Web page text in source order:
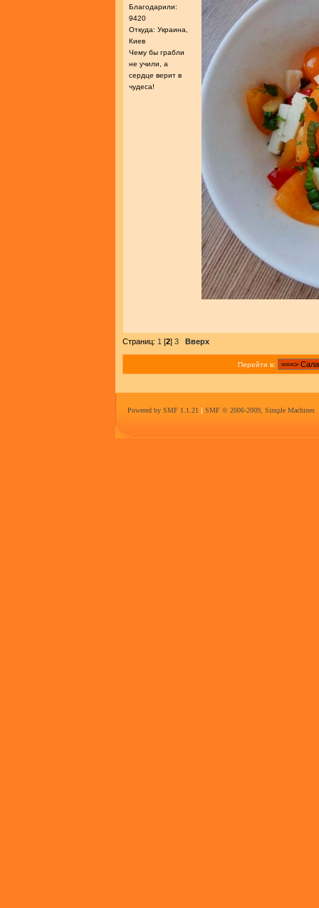
Благодарили:
9420
Откуда: Украина,
Киев
Чему бы грабли
не учили, а
сердце верит в
чудеса!
Страниц: 1 [2] 3 Вверх
Перейти в:
Powered by SMF 1.1.21 | SMF © 2006-2009, Simple Machines